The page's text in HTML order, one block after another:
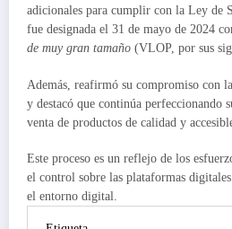
adicionales para cumplir con la Ley de
fue designada el 31 de mayo de 2024
de muy gran tamaño (VLOP, por sus
Además, reafirmó su compromiso con
y destacó que continúa perfeccionando
venta de productos de calidad y
Este proceso es un reflejo de los
el control sobre las plataformas
el entorno digital.